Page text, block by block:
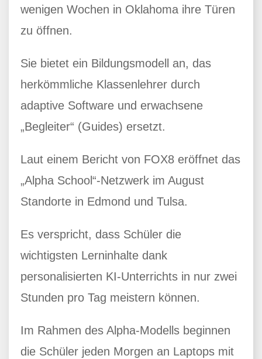
wenigen Wochen in Oklahoma ihre Türen
zu öffnen.
Sie bietet ein Bildungsmodell an, das
herkömmliche Klassenlehrer durch
adaptive Software und erwachsene
„Begleiter“ (Guides) ersetzt.
Laut einem Bericht von FOX8 eröffnet das
„Alpha School“-Netzwerk im August
Standorte in Edmond und Tulsa.
Es verspricht, dass Schüler die
wichtigsten Lerninhalte dank
personalisierten KI-Unterrichts in nur zwei
Stunden pro Tag meistern können.
Im Rahmen des Alpha-Modells beginnen
die Schüler jeden Morgen an Laptops mit